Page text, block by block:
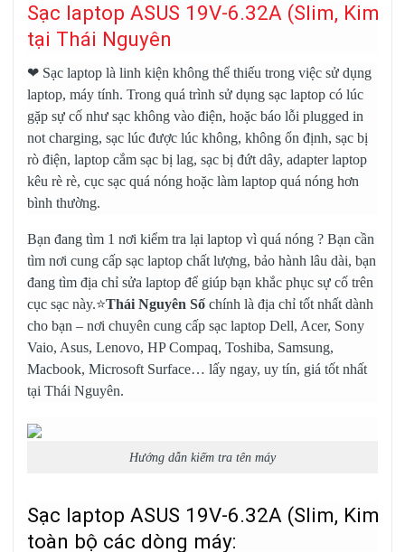
Sạc laptop ASUS 19V-6.32A (Slim, Kim
tại Thái Nguyên
❤ Sạc laptop là linh kiện không thể thiếu trong việc sử dụng
laptop, máy tính. Trong quá trình sử dụng sạc laptop có lúc
gặp sự cố như sạc không vào điện, hoặc báo lỗi plugged in
not charging, sạc lúc được lúc không, không ổn định, sạc bị
rò điện, laptop cắm sạc bị lag, sạc bị đứt dây, adapter laptop
kêu rè rè, cục sạc quá nóng hoặc làm laptop quá nóng hơn
bình thường.
Bạn đang tìm 1 nơi kiểm tra lại laptop vì quá nóng ? Bạn cần
tìm nơi cung cấp sạc laptop chất lượng, bảo hành lâu dài, bạn
đang tìm địa chỉ sửa laptop để giúp bạn khắc phục sự cố trên
cục sạc này.⭐Thái Nguyên Số chính là địa chỉ tốt nhất dành
cho bạn – nơi chuyên cung cấp sạc laptop Dell, Acer, Sony
Vaio, Asus, Lenovo, HP Compaq, Toshiba, Samsung,
Macbook, Microsoft Surface… lấy ngay, uy tín, giá tốt nhất
tại Thái Nguyên.
Hướng dẫn kiếm tra tên máy
Sạc laptop ASUS 19V-6.32A (Slim, Kim
toàn bộ các dòng máy: